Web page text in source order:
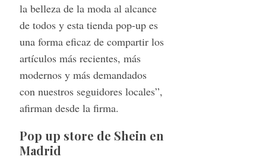
la belleza de la moda al alcance
de todos y esta tienda pop-up es
una forma eficaz de compartir los
artículos más recientes, más
modernos y más demandados
con nuestros seguidores locales”,
afirman desde la firma.
Pop up store de Shein en
Madrid